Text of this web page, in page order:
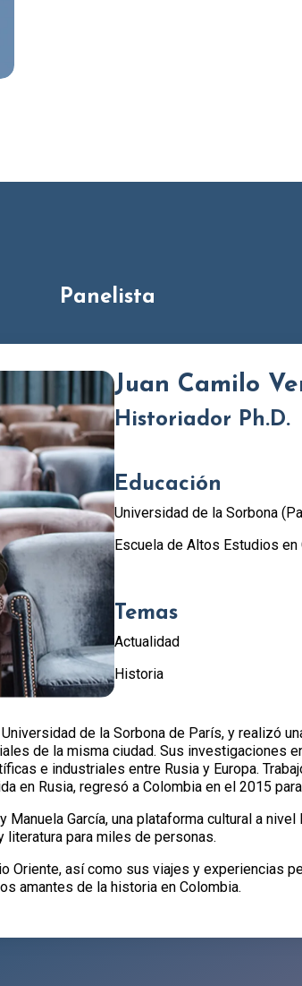
Panelista
Juan Camilo
Historiador Ph.D.
Educación
Universidad de la Sorbona
Escuela de Altos Estudios
Temas
Actualidad
Historia
de la Sorbona de París, y realizó
de la misma ciudad. Sus investigaciones
e industriales entre Rusia y Europa.
en Rusia, regresó a Colombia en el 2015
Manuela García, una plataforma cultural a
para miles de personas.
así como sus viajes y experiencias
amantes de la historia en Colombia.